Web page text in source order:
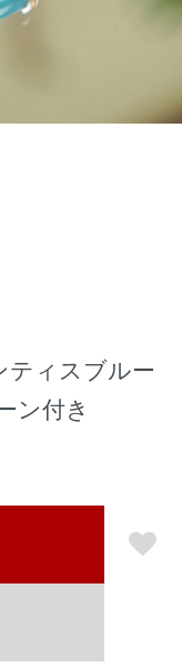
ティスブルー
ン付き